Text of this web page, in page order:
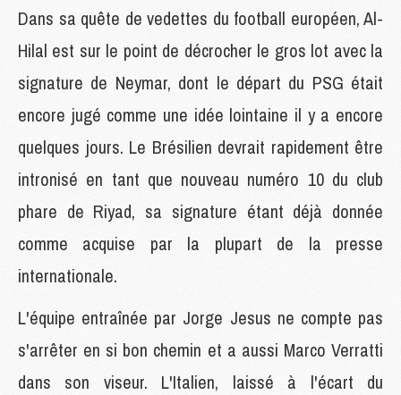
Dans sa quête de vedettes du football européen, Al-
Hilal est sur le point de décrocher le gros lot avec la
signature de Neymar, dont le départ du PSG était
encore jugé comme une idée lointaine il y a encore
quelques jours. Le Brésilien devrait rapidement être
intronisé en tant que nouveau numéro 10 du club
phare de Riyad, sa signature étant déjà donnée
comme acquise par la plupart de la presse
internationale.
L'équipe entraînée par Jorge Jesus ne compte pas
s'arrêter en si bon chemin et a aussi Marco Verratti
dans son viseur. L'Italien, laissé à l'écart du